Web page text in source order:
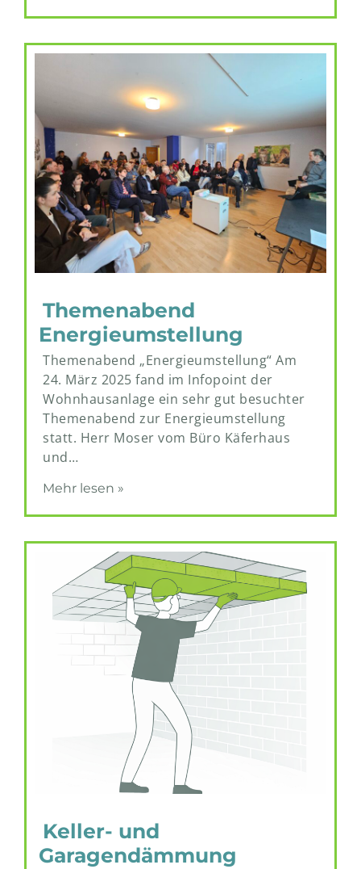
Themenabend
Energieumstellung
Themenabend „Energieumstellung“ Am
24. März 2025 fand im Infopoint der
Wohnhausanlage ein sehr gut besuchter
Themenabend zur Energieumstellung
statt. Herr Moser vom Büro Käferhaus
und…
Mehr lesen »
Keller- und
Garagendämmung